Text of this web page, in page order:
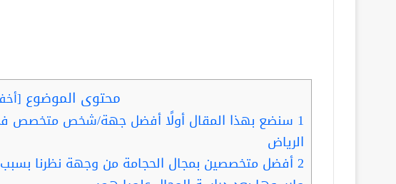
محتوى الموضوع [
1 سنضع بهذا المقال أولًا أفضل جهة/شخص متخصص في
الرياض
2أفضل متخصصين بمجال الحجامة من وجهة نظرنا